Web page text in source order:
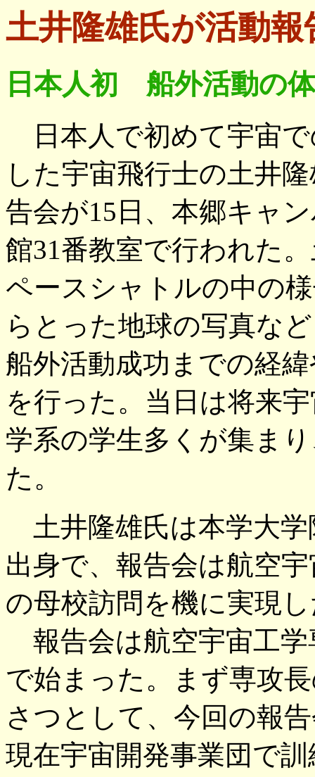
土井隆雄氏が活動報
日本人初 船外活動の
日本人で初めて宇宙で
した宇宙飛行士の土井
告会が15日、本郷キャ
館31番教室で行われた
ペースシャトルの中の
らとった地球の写真な
船外活動成功までの経
を行った。当日は将来
学系の学生多くが集ま
た。
土井隆雄氏は本学大学
出身で、報告会は航空
の母校訪問を機に実現
報告会は航空宇宙工学
で始まった。まず専攻
さつとして、今回の報
現在宇宙開発事業団で